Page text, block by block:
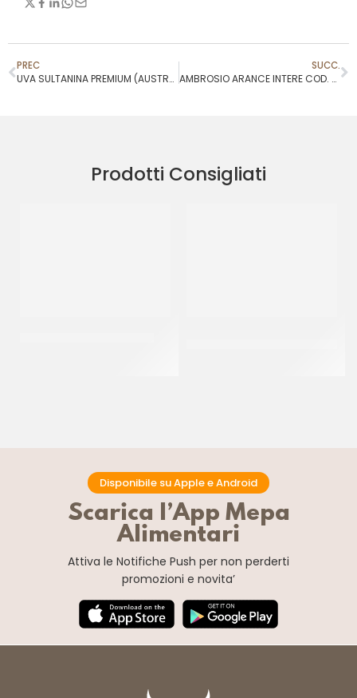
PREC
UVA SULTANINA PREMIUM (AUSTRALIANA)
SUCC.
AMBROSIO ARANCE INTERE COD. 573
Prodotti Consigliati
Disponibile su Apple e Android
Scarica l’App Mepa
Alimentari
Attiva le Notifiche Push per non perderti
promozioni e novita’